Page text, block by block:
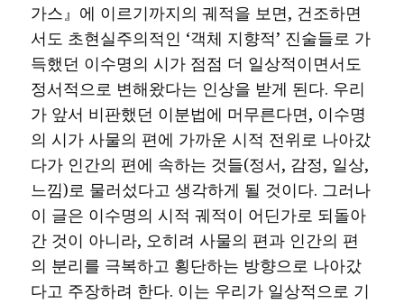
가스』에 이르기까지의 궤적을 보면, 건조하면
서도 초현실주의적인 ‘객체 지향적’ 진술들로 가
득했던 이수명의 시가 점점 더 일상적이면서도
정서적으로 변해왔다는 인상을 받게 된다. 우리
가 앞서 비판했던 이분법에 머무른다면, 이수명
의 시가 사물의 편에 가까운 시적 전위로 나아갔
다가 인간의 편에 속하는 것들(정서, 감정, 일상,
느낌)로 물러섰다고 생각하게 될 것이다. 그러나
이 글은 이수명의 시적 궤적이 어딘가로 되돌아
간 것이 아니라, 오히려 사물의 편과 인간의 편
의 분리를 극복하고 횡단하는 방향으로 나아갔
다고 주장하려 한다. 이는 우리가 일상적으로 기